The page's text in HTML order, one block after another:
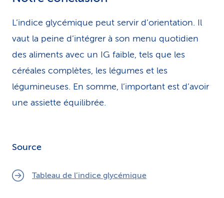
L’indice glycémique peut servir d’orientation. Il
vaut la peine d’intégrer à son menu quotidien
des aliments avec un IG faible, tels que les
céréales complètes, les légumes et les
légumineuses. En somme, l’important est d’avoir
une assiette équilibrée.
Source
Tableau de l’indice glycémique